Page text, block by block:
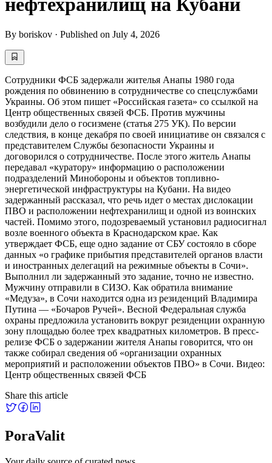
нефтехранилищ на Кубани
By boriskov · Published on July 4, 2026
Сотрудники ФСБ задержали жителья Анапы 1980 года
рождения по обвинению в сотрудничестве со спецслужбами
Украины. Об этом пишет «Российская газета» со ссылкой на
Центр общественных связей ФСБ. Против мужчины
возбудили дело о госизмене (статья 275 УК). По версии
следствия, в конце декабря по своей инициативе он связался с
представителем Службы безопасности Украины и
договорился о сотрудничестве. После этого житель Анапы
передавал «куратору» информацию о расположении
подразделений Минобороны и объектов топливно-
энергетической инфраструктуры на Кубани. На видео
задержанный рассказал, что речь идет о местах дислокации
ПВО и расположении нефтехранилищ и одной из воинских
частей. Помимо этого, подозреваемый установил радиосигнал
возле военного объекта в Краснодарском крае. Как
утверждает ФСБ, еще одно задание от СБУ состояло в сборе
данных «о графике прибытия представителей органов власти
и иностранных делегаций на режимные объекты в Сочи».
Выполнил ли задержанный это задание, точно не известно.
Мужчину отправили в СИЗО. Как обратила внимание
«Медуза», в Сочи находится одна из резиденций Владимира
Путина — «Бочаров Ручей». Весной Федеральная служба
охраны предложила установить вокруг резиденции охранную
зону площадью более трех квадратных километров. В пресс-
релизе ФСБ о задержании жителя Анапы говорится, что он
также собирал сведения об «организации охранных
мероприятий и расположении объектов ПВО» в Сочи. Видео:
Центр общественных связей ФСБ
Share this article
PoraValit